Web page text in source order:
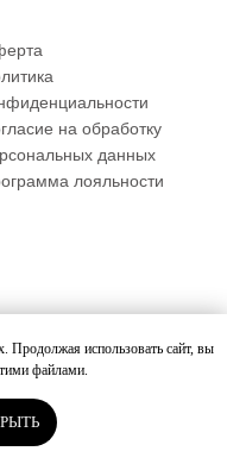
Продолжая использовать сайт, вы
файлами.
ОГРНИП:
на обработку
данных
лояльности